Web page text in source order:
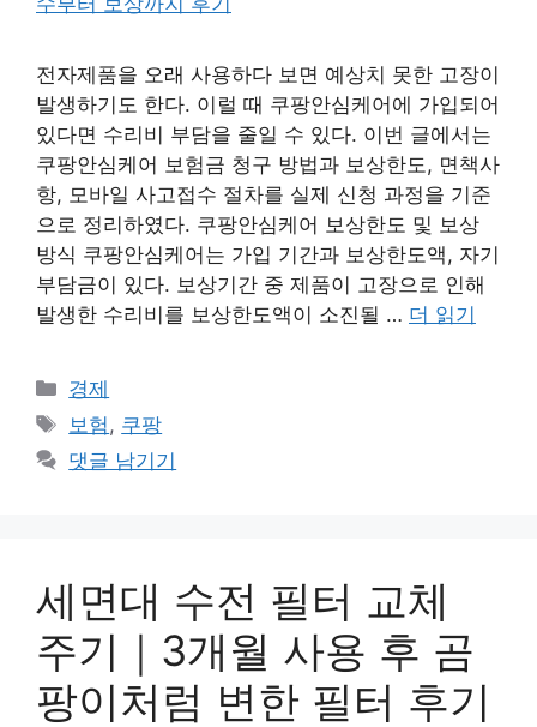
전자제품을 오래 사용하다 보면 예상치 못한 고장이
발생하기도 한다. 이럴 때 쿠팡안심케어에 가입되어
있다면 수리비 부담을 줄일 수 있다. 이번 글에서는
쿠팡안심케어 보험금 청구 방법과 보상한도, 면책사
항, 모바일 사고접수 절차를 실제 신청 과정을 기준
으로 정리하였다. 쿠팡안심케어 보상한도 및 보상
방식 쿠팡안심케어는 가입 기간과 보상한도액, 자기
부담금이 있다. 보상기간 중 제품이 고장으로 인해
발생한 수리비를 보상한도액이 소진될 … 더 읽기
카
테
리
경제
태
그
보험, 쿠팡
댓글 남기기
세면대 수전 필터 교체
주기｜3개월 사용 후 곰
팡이처럼 변한 필터 후기